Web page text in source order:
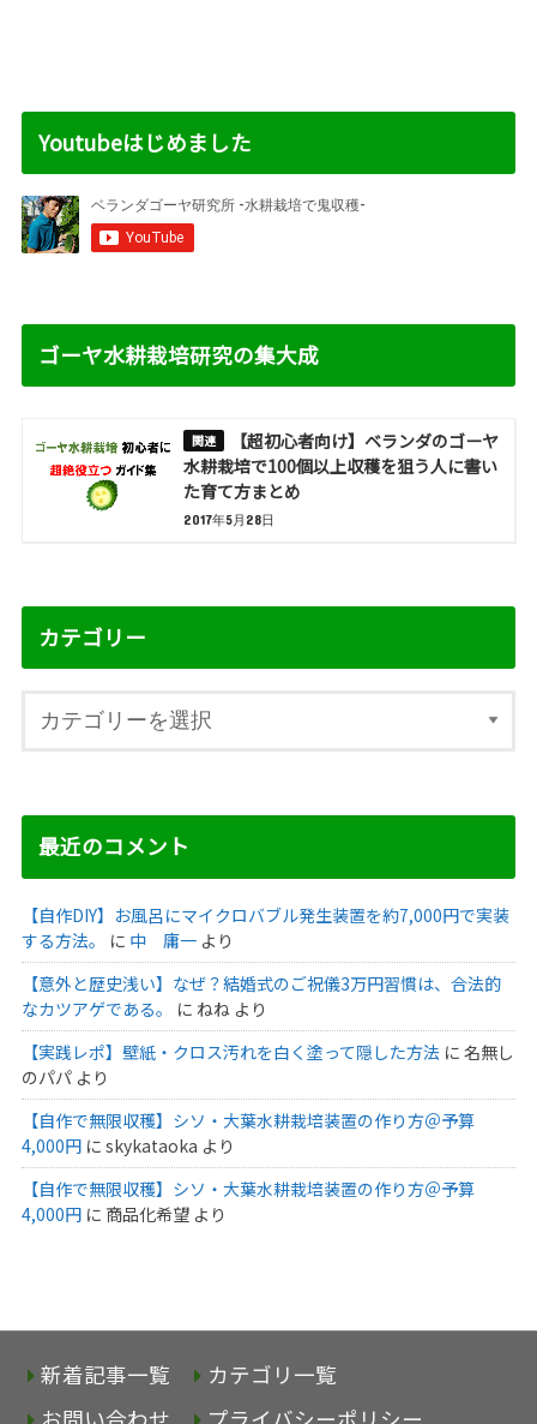
Youtubeはじめました
ゴーヤ水耕栽培研究の集大成
【超初心者向け】ベランダのゴーヤ
水耕栽培で100個以上収穫を狙う人に書い
た育て方まとめ
2017年5月28日
カテゴリー
最近のコメント
【自作DIY】お風呂にマイクロバブル発生装置を約7,000円で実装
する方法。
に 中 庸一より
【意外と歴史浅い】なぜ？結婚式のご祝儀3万円習慣は、合法的
なカツアゲである。
に ねねより
【実践レポ】壁紙・クロス汚れを白く塗って隠した方法 に 名無し
のパパより
【自作で無限収穫】シソ・大葉水耕栽培装置の作り方＠予算
4,000円に skykataoka より
【自作で無限収穫】シソ・大葉水耕栽培装置の作り方＠予算
4,000円に 商品化希望より
新着記事一覧
カテゴリ一覧